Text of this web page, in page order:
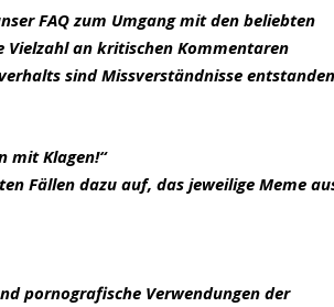
FAQ zum Umgang mit den beliebten
Vielzahl an kritischen Kommentaren
sind Missverständnisse
mit Klagen!“
Fällen dazu auf, das jeweilige Meme
pornografische Verwendungen der